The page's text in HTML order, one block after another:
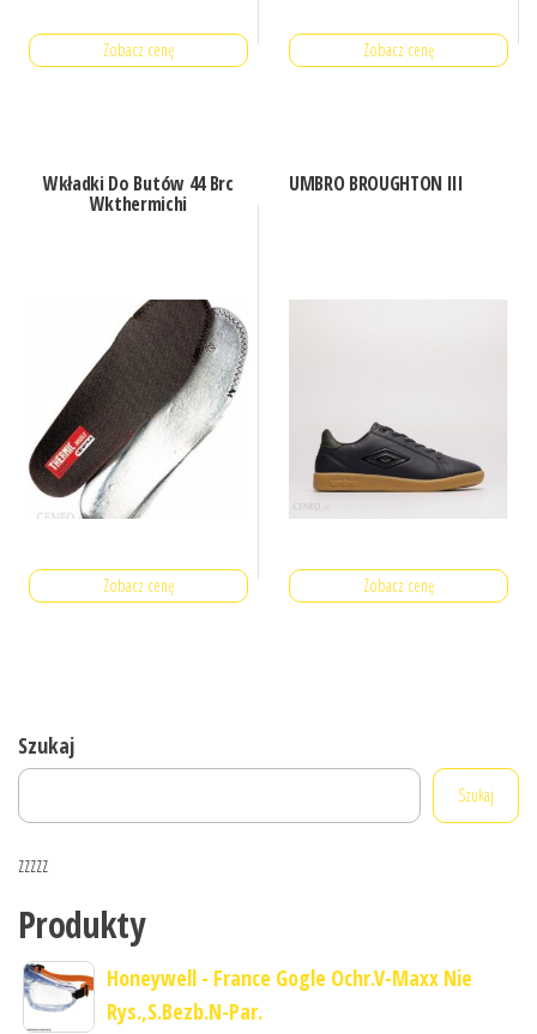
Zobacz cenę Zobacz cenę
Wkładki Do Butów 44 Brc
Wkthermichi
Zobacz cenę
UMBRO BROUGHTON III
Zobacz cenę
Szukaj
Szukaj
zzzzz
Produkty
Honeywell - France Gogle Ochr.V-Maxx Nie
Rys.,S.Bezb.N-Par.